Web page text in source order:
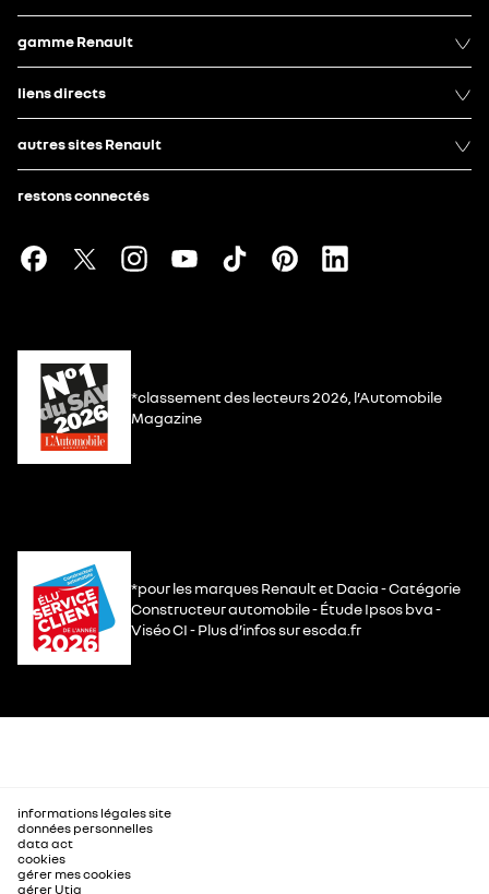
gamme Renault
liens directs
autres sites Renault
restons connectés
*classement des lecteurs 2026, l’Automobile
Magazine
*pour les marques Renault et Dacia - Catégorie
Constructeur automobile - Étude Ipsos bva -
Viséo CI - Plus d’infos sur escda.fr
informations légales site
données personnelles
data act
cookies
gérer mes cookies
gérer Utiq